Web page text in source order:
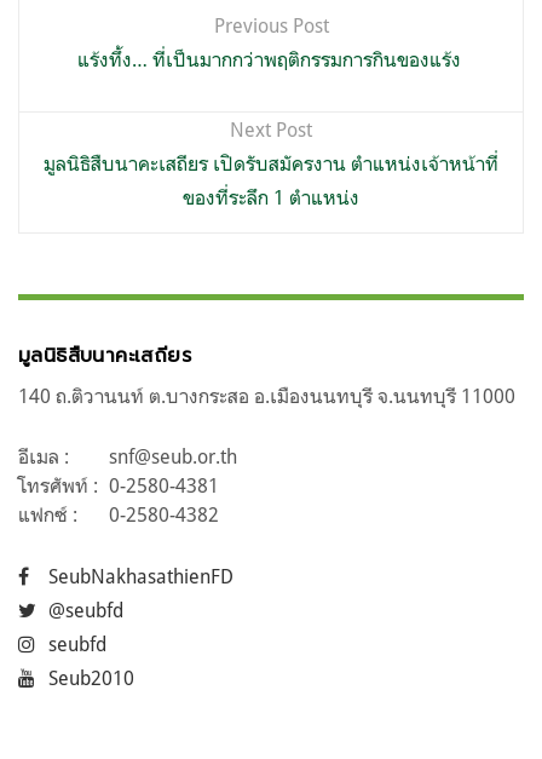
เรื่อง
Previous Post
แร้งทึ้ง… ที่เป็นมากกว่าพฤติกรรมการกินของแร้ง
Next Post
มูลนิธิสืบนาคะเสถียร เปิดรับสมัครงาน ตำแหน่งเจ้าหน้าที่
ของที่ระลึก 1 ตำแหน่ง
มูลนิธิสืบนาคะเสถียร
140 ถ.ติวานนท์ ต.บางกระสอ อ.เมืองนนทบุรี จ.นนทบุรี 11000
อีเมล :
snf@seub.or.th
โทรศัพท์ : 0-2580-4381
แฟกซ์ :
0-2580-4382
SeubNakhasathienFD
@seubfd
seubfd
Seub2010